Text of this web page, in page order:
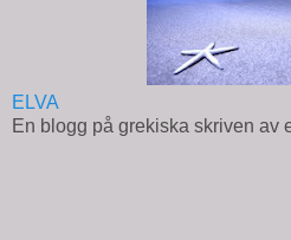
ELVA
En blogg på grekiska skriven av